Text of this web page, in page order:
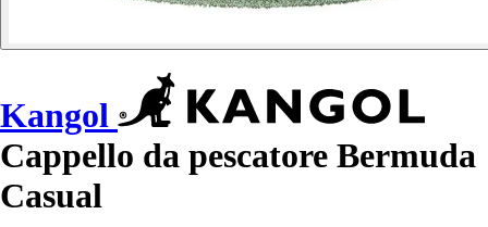
Kangol
Cappello da pescatore Bermuda
Casual